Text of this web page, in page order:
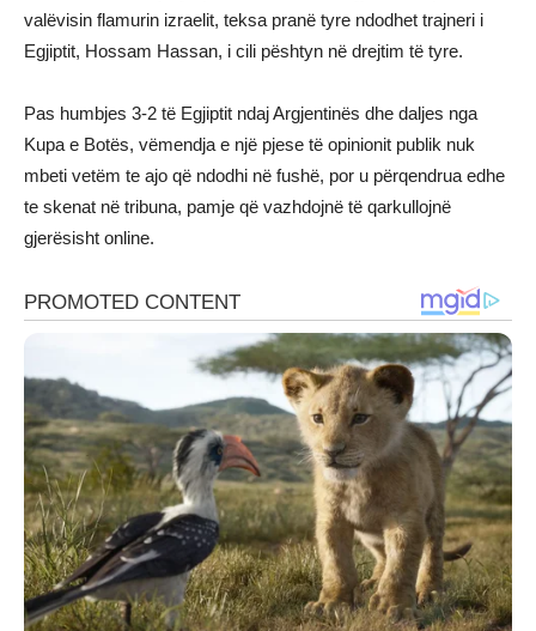
valëvisin flamurin izraelit, teksa pranë tyre ndodhet trajneri i
Egjiptit, Hossam Hassan, i cili pështyn në drejtim të tyre.
Pas humbjes 3-2 të Egjiptit ndaj Argjentinës dhe daljes nga
Kupa e Botës, vëmendja e një pjese të opinionit publik nuk
mbeti vetëm te ajo që ndodhi në fushë, por u përqendrua edhe
te skenat në tribuna, pamje që vazhdojnë të qarkullojnë
gjerësisht online.